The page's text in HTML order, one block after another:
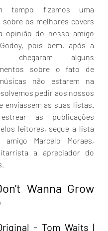
tempo fizemos uma
sobre os melhores covers
opinião do nosso amigo
pois bem, após a
chegaram alguns
sobre o fato de
não estarem na
pedir aos nossos
enviassem as suas listas.
as publicações
leitores, segue a lista
Marcelo Moraes,
a apreciador do
Wanna Grow
- Tom Waits |